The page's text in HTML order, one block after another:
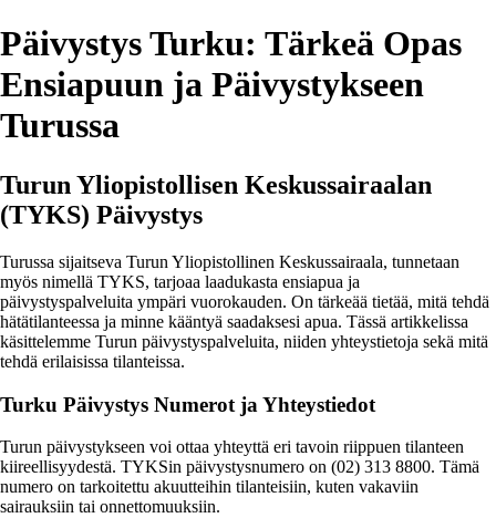
Päivystys Turku: Tärkeä Opas
Ensiapuun ja Päivystykseen
Turussa
Turun Yliopistollisen Keskussairaalan
(TYKS) Päivystys
Turussa sijaitseva Turun Yliopistollinen Keskussairaala, tunnetaan
myös nimellä TYKS, tarjoaa laadukasta ensiapua ja
päivystyspalveluita ympäri vuorokauden. On tärkeää tietää, mitä tehdä
hätätilanteessa ja minne kääntyä saadaksesi apua. Tässä artikkelissa
käsittelemme Turun päivystyspalveluita, niiden yhteystietoja sekä mitä
tehdä erilaisissa tilanteissa.
Turku Päivystys Numerot ja Yhteystiedot
Turun päivystykseen voi ottaa yhteyttä eri tavoin riippuen tilanteen
kiireellisyydestä. TYKSin päivystysnumero on (02) 313 8800. Tämä
numero on tarkoitettu akuutteihin tilanteisiin, kuten vakaviin
sairauksiin tai onnettomuuksiin.